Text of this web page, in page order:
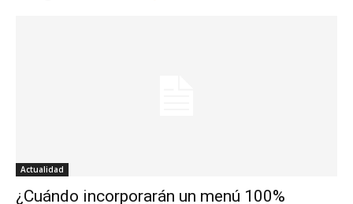
Actualidad
¿Cuándo incorporarán un menú 100%